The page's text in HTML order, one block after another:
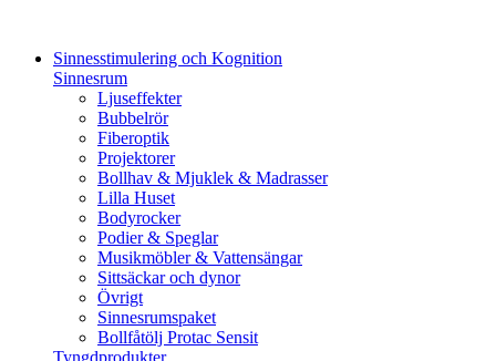
Sinnesstimulering och Kognition
Sinnesrum
Ljuseffekter
Bubbelrör
Fiberoptik
Projektorer
Bollhav & Mjuklek & Madrasser
Lilla Huset
Bodyrocker
Podier & Speglar
Musikmöbler & Vattensängar
Sittsäckar och dynor
Övrigt
Sinnesrumspaket
Bollfåtölj Protac Sensit
Tyngdprodukter